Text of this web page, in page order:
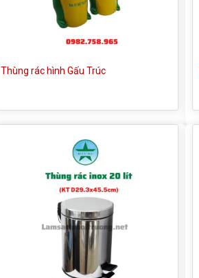
Thùng rác hình Gấu Trúc